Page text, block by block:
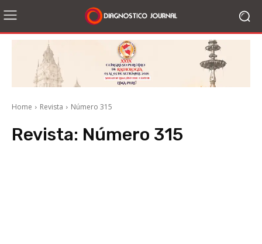
Home Revista Número 315
Revista: Número 315